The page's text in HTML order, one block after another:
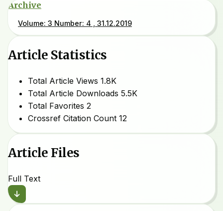
Archive
Volume: 3 Number: 4 , 31.12.2019
Article Statistics
Total Article Views 1.8K
Total Article Downloads 5.5K
Total Favorites 2
Crossref Citation Count 12
Article Files
Full Text